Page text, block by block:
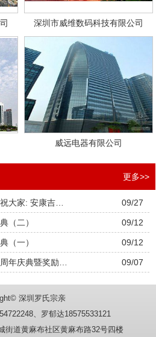
深圳市威维数码科技有限公司
威远电器有限公司
更多>>
09/27
（二） 09/12
（一） 09/12
09/07
深圳罗氏宗亲
、罗郁达18575533121
街道黄麻布社区黄麻布路32号四楼